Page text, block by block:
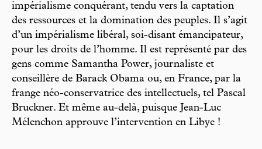
impérialisme conquérant, tendu vers la captation
des ressources et la domination des peuples. Il s’agit
d’un impérialisme libéral, soi-disant émancipateur,
pour les droits de l’homme. Il est représenté par des
gens comme Samantha Power, journaliste et
conseillère de Barack Obama ou, en France, par la
frange néo-conservatrice des intellectuels, tel Pascal
Bruckner. Et même au-delà, puisque Jean-Luc
Mélenchon approuve l’intervention en Libye !